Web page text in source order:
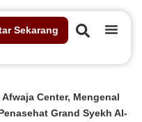
Sekarang
Center, Mengenal
Grand Syekh Al-